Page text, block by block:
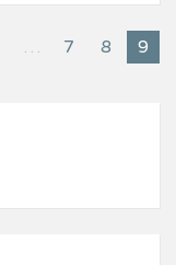
… 7 8 9